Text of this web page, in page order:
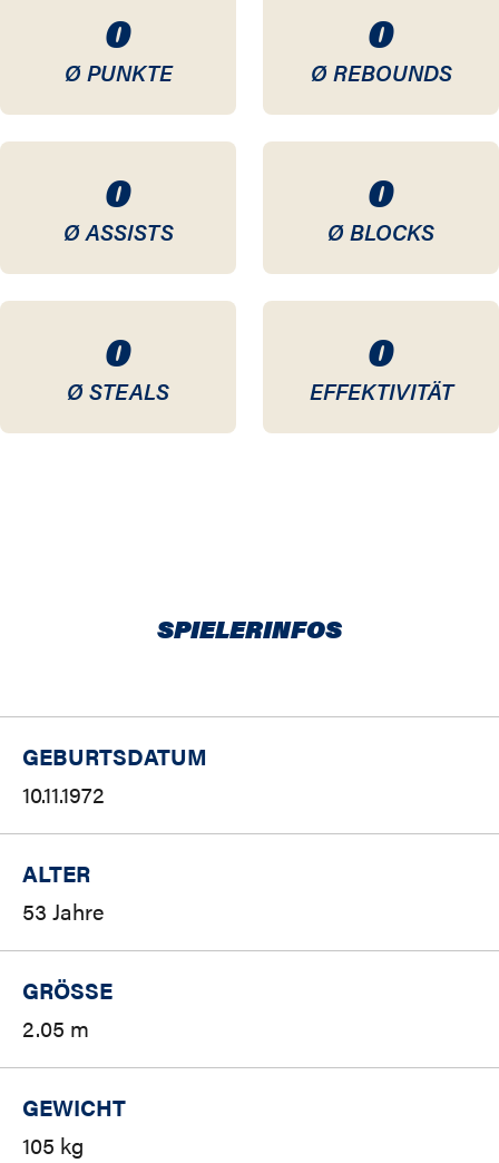
0
Ø PUNKTE
0
Ø REBOUNDS
0
Ø ASSISTS
0
Ø BLOCKS
0
Ø STEALS
0
EFFEKTIVITÄT
SPIELERINFOS
GEBURTSDATUM
10.11.1972
ALTER
53 Jahre
GRÖSSE
2.05 m
GEWICHT
105 kg